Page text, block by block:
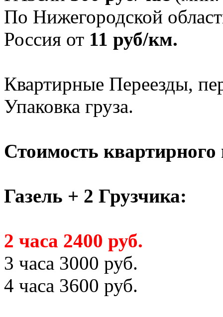
По Нижегородской
Россия от 11 руб/км.
Квартирные Переезды,
Упаковка груза.
Стоимость квартирного
Газель + 2 Грузчика:
2 часа 2400 руб.
3 часа 3000 руб.
4 часа 3600 руб.